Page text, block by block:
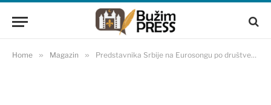
Home » Magazin » Predstavnika Srbije na Eurosongu po društvenim mrežama optužuju za pedofiliju